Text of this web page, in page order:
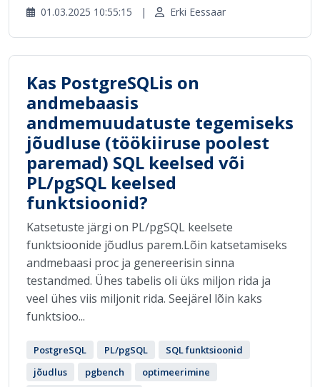
01.03.2025 10:55:15 | Erki Eessaar
Kas PostgreSQLis on
andmebaasis
andmemuudatuste tegemiseks
jõudluse (töökiiruse poolest
paremad) SQL keelsed või
PL/pgSQL keelsed
funktsioonid?
Katsetuste järgi on PL/pgSQL keelsete
funktsioonide jõudlus parem.Lõin katsetamiseks
andmebaasi proc ja genereerisin sinna
testandmed. Ühes tabelis oli üks miljon rida ja
veel ühes viis miljonit rida. Seejärel lõin kaks
funktsioo...
PostgreSQL PL/pgSQL
SQL funktsioonid
jõudlus
pgbench
optimeerimine